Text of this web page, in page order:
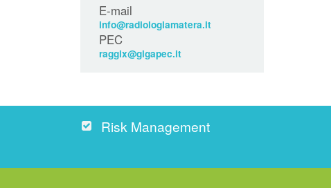
E-mail
info@radiologiamatera.it
PEC
raggix@gigapec.it
Risk Management